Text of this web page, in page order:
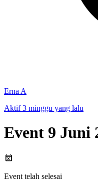
Erna A
Aktif 3 minggu yang lalu
Event 9 Juni
event_busy
Event telah selesai